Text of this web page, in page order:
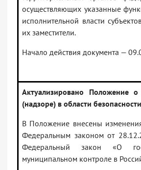
осуществляющих указанные
исполнительной власти
их заместители.
Начало действия документа —
Актуализировано Положение
(надзоре) в области
В Положение внесены
Федеральным законом от
Федеральный закон «О
муниципальном контроле в